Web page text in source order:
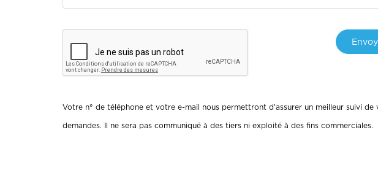
Votre n° de téléphone et votre e-mail nous permettront d’assurer un meilleur suivi de
demandes. Il ne sera pas communiqué à des tiers ni exploité à des fins commerciales.